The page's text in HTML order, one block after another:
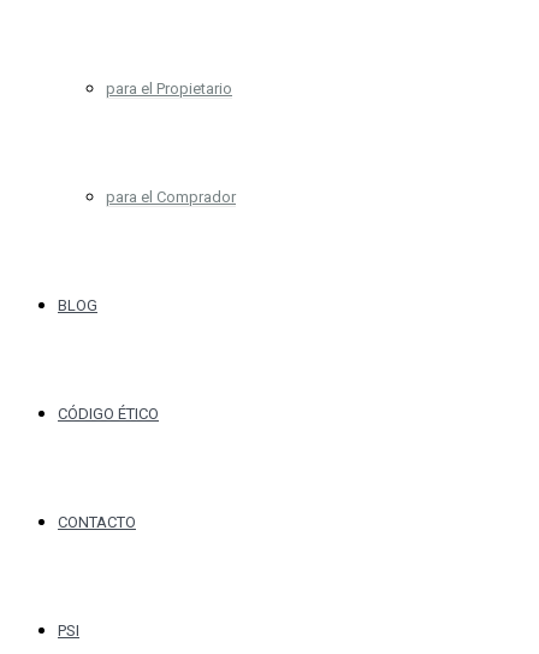
para el Propietario
para el Comprador
BLOG
CÓDIGO ÉTICO
CONTACTO
PSI